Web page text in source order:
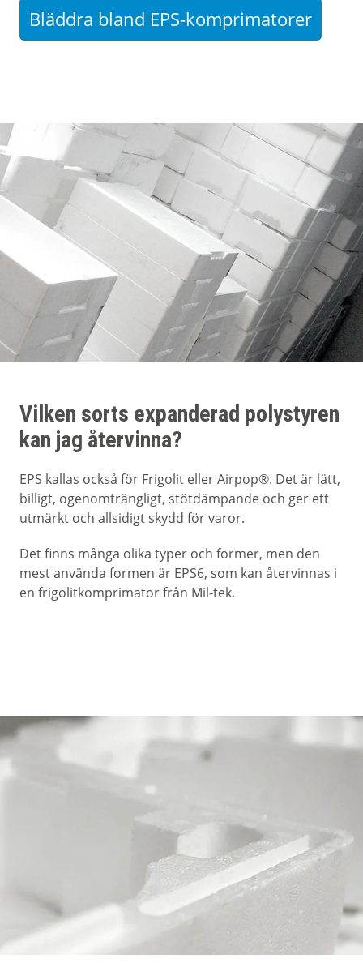
Bläddra bland EPS-komprimatorer
Vilken sorts expanderad polystyren
kan jag återvinna?
EPS kallas också för Frigolit eller Airpop®. Det är lätt,
billigt, ogenomträngligt, stötdämpande och ger ett
utmärkt och allsidigt skydd för varor.
Det finns många olika typer och former, men den
mest använda formen är EPS6, som kan återvinnas i
en frigolitkomprimator från Mil-tek.